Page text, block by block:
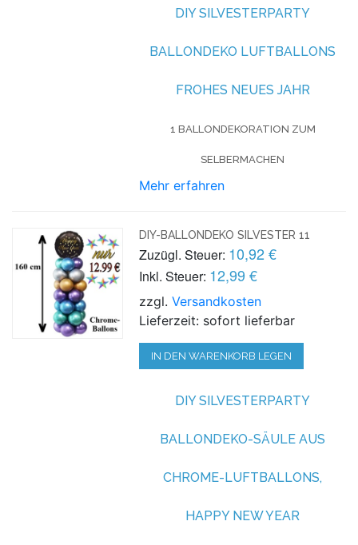
DIY SILVESTERPARTY
BALLONDEKO LUFTBALLONS
FROHES NEUES JAHR
1 BALLONDEKORATION ZUM
SELBERMACHEN
Mehr erfahren
DIY-BALLONDEKO SILVESTER 11
Zuzügl. Steuer: 10,92 €
Inkl. Steuer: 12,99 €
zzgl.Versandkosten
Lieferzeit: sofort lieferbar
IN DEN WARENKORB LEGEN
DIY SILVESTERPARTY
BALLONDEKO-SÄULE AUS
CHROME-LUFTBALLONS,
HAPPY NEW YEAR